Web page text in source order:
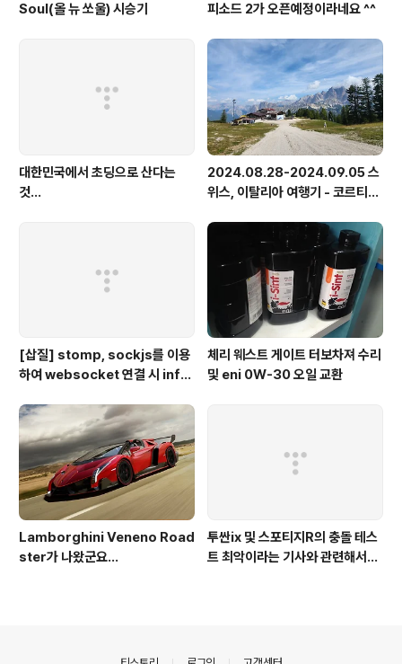
Soul(올 뉴 쏘울) 시승기
피소드 2가 오픈예정이라네요 ^^
대한민국에서 초딩으로 산다는
것...
2024.08.28-2024.09.05 스
위스, 이탈리아 여행기 - 코르티나
스
[삽질] stomp, sockjs를 이용
하여 websocket 연결 시 info
체리 웨스트 게이트 터보차져 수리
및 eni 0W-30 오일 교환
Lamborghini Veneno Road
ster가 나왔군요...
투싼ix 및 스포티지R의 충돌 테스
트 최악이라는 기사와 관련해서...